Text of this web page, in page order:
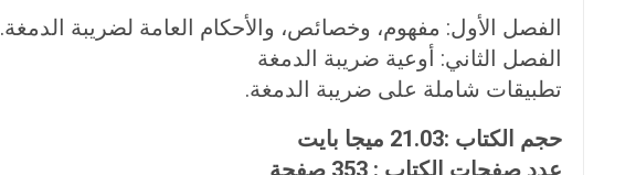
الفصل الأول: مفهوم، وخصائص، والأحكام العامة لضريبة الدمغة.
الفصل الثاني: أوعية ضريبة الدمغة
تطبيقات شاملة على ضريبة الدمغة.
حجم الكتاب :21.03 ميجا بايت
عدد صفحات الكتاب : 353 صفحة